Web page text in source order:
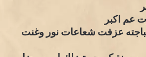
عم اكبر
عزفت شعاعات نور وغنت